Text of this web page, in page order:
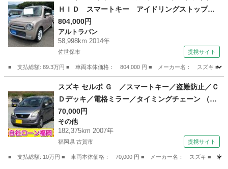
ＨＩＤ スマートキー アイドリングストップ
電動格納ミラー ベンチシート ＣＶＴ 盗難防
止システム ＡＢＳ ＣＤ 衝突安全ボディ エ
アコン パワーステアリング パワーウィンドウ
804,000円
アルトラパン
58,998km 2014年
佐世保市 提携サイト
■ 支払総額: 89.3万円 ■ 車両本体価格： 804,000 円 ■ メーカー名： スズキ ■
アルトラパン
スズキ セルボ Ｇ ／スマートキー／盗難防止／Ｃ
Ｄデッキ／電格ミラー／タイミングチェーン （検
10.4）
70,000円
その他
182,375km 2007年
福岡県 古賀市 提携サイト
■ 支払総額: 10万円 ■ 車両本体価格： 70,000 円 ■ メーカー名： スズキ ■ 車